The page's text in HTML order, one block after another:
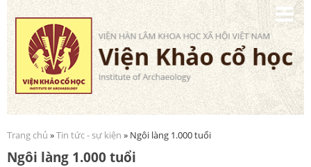
Nhảy
đến
nội
dung
Bạn đang ở đây
Trang chủ »Tin tức - sự kiện » Ngôi làng 1.000 tuổi
Ngôi làng 1.000 tuổi